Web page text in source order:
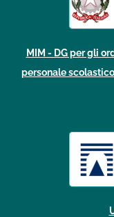
MIM - DG per gli
personale